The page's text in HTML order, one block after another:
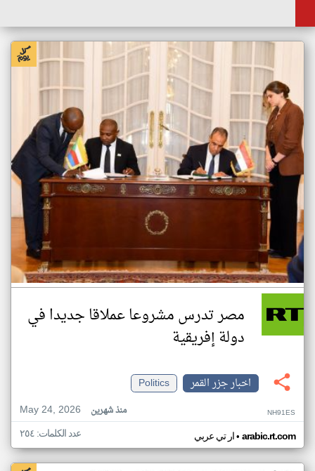
مصر تدرس مشروعا عملاقا جديدا في
دولة إفريقية
اخبار جزر القمر
Politics
May 24, 2026
منذ شهرين NH91ES
ار تي عربي• arabic.rt.com عدد الكلمات: ٢٥٤